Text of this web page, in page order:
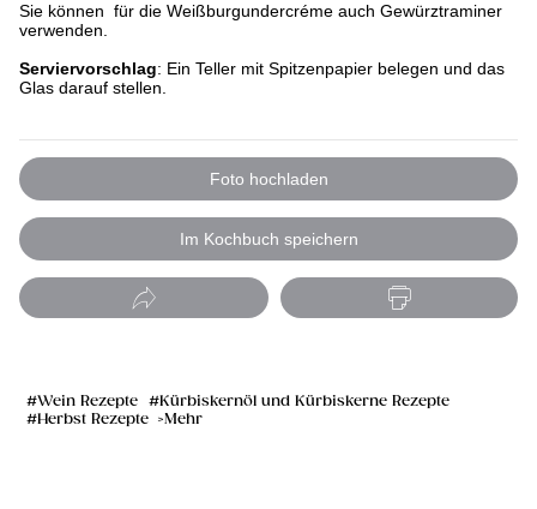
Sie können für die Weißburgundercréme auch Gewürztraminer
verwenden.
Serviervorschlag: Ein Teller mit Spitzenpapier belegen und das
Glas darauf stellen.
Foto hochladen
Im Kochbuch speichern
Wein Rezepte
Kürbiskernöl und Kürbiskerne Rezepte
Herbst Rezepte
Mehr